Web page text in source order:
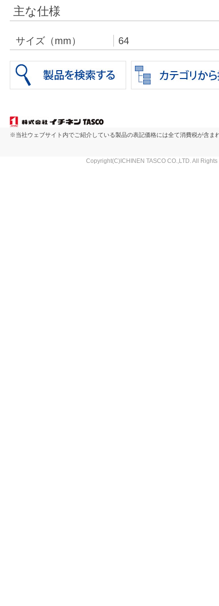
主な仕様
サイズ（mm） 64
※当社ウェブサイト内でご紹介している製品の表記価格には全て消費税が含ま
Copyright(C)ICHINEN TASCO CO.,LTD. All